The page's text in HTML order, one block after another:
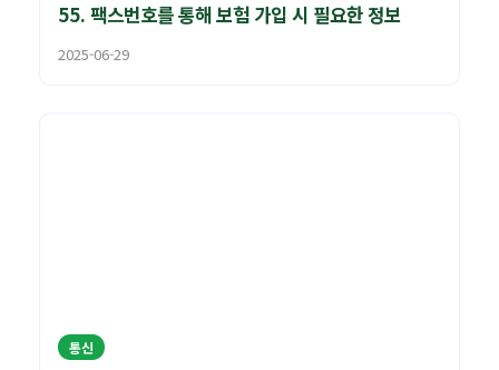
55. 팩스번호를 통해 보험 가입 시 필요한 정보
2025-06-29
통신